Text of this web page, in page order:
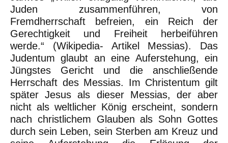
Juden zusammenführen, von
Fremdherrschaft befreien, ein Reich der
Gerechtigkeit und Freiheit herbeiführen
werde.“ (Wikipedia- Artikel Messias). Das
Judentum glaubt an eine Auferstehung, ein
Jüngstes Gericht und die anschließende
Herrschaft des Messias. Im Christentum gilt
später Jesus als dieser Messias, der aber
nicht als weltlicher König erscheint, sondern
nach christlichem Glauben als Sohn Gottes
durch sein Leben, sein Sterben am Kreuz und